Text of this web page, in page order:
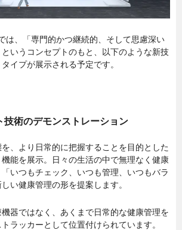
は、「専門的かつ継続的、そして思慮深い
いうコンセプトのもと、以下のような新技
イプが展示される予定です。
技術のデモンストレーション
、より日常的に把握することを目的とした
機能を展示。日々の生活の中で無理なく健康
いつもチェック、いつも管理、いつもバラ
い健康管理の形を提案します。
器ではなく、あくまで日常的な健康管理を
ラッカーとして位置付けられています。